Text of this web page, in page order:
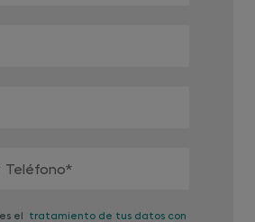
Teléfono*
el tratamiento de tus datos con